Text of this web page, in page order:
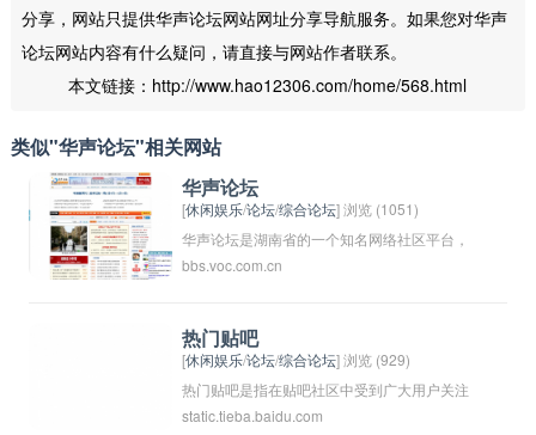
分享，网站只提供华声论坛网站网址分享导航服务。如果您对华声
论坛网站内容有什么疑问，请直接与网站作者联系。
本文链接：http://www.hao12306.com/home/568.html
类似"华声论坛"相关网站
华声论坛
[休闲娱乐/论坛/综合论坛] 浏览 (1051)
华声论坛是湖南省的一个知名网络社区平台，
是湖南省委宣传部主管的省级重点新闻网站之
盖了政治、经济、文化、社会等多个领域的话
题。用户可以在华声论坛上发表观点、讨论话
题、分享新闻等，是湖南省民众了解社会动
态、表达意见和建议的重要平台之一。
bbs.voc.com.cn
热门贴吧
[休闲娱乐/论坛/综合论坛] 浏览 (929)
热门贴吧是指在贴吧社区中受到广大用户关注
和热议的贴吧主题板块。这些热门贴吧通常包
static.tieba.baidu.com